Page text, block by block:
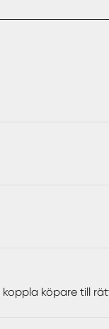
behövs för sin
köpare till